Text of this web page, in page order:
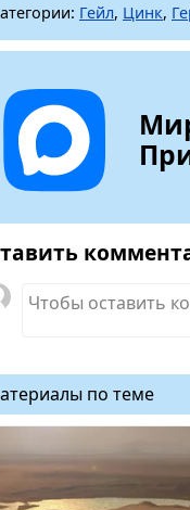
Гейл, Цинк,
Чтобы оставить
по теме